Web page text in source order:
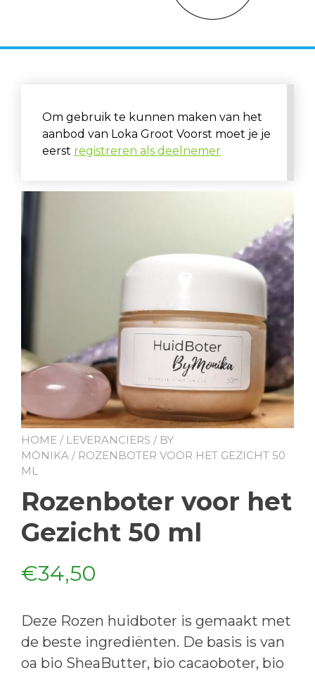
Om gebruik te kunnen maken van het
aanbod van Loka Groot Voorst moet je je
eerst registreren als deelnemer
HOME / LEVERANCIERS / BY
MONIKA / ROZENBOTER VOOR HET GEZICHT 50
ML
Rozenboter voor het
Gezicht 50 ml
€34,50
Deze Rozen huidboter is gemaakt met
de beste ingrediënten. De basis is van
oa bio SheaButter, bio cacaoboter, bio